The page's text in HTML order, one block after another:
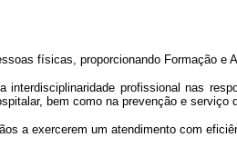
físicas, proporcionando Formação e
profissional nas
bem como na prevenção e serviço
a exercerem um atendimento com